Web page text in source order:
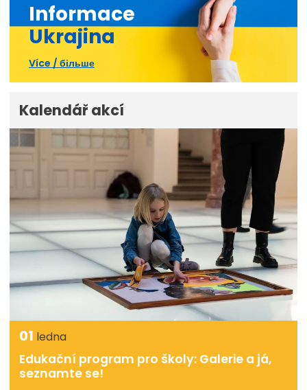
Informace
Ukrajina
Více / більше
Kalendář akcí
01 ledna
Edukační program pro školy: Galerie a já,
seznamte se!